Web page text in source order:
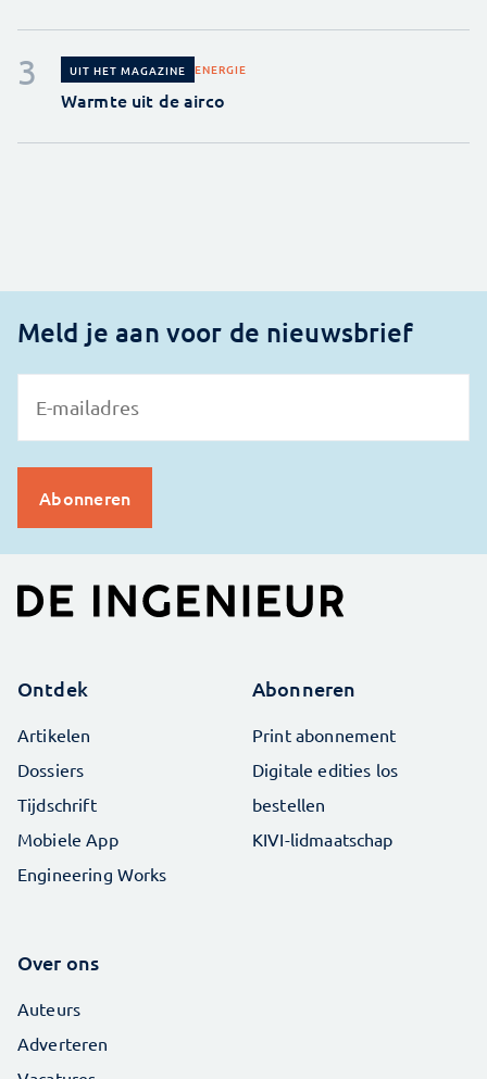
UIT HET MAGAZINE ENERGIE
Warmte uit de airco
Meld je aan voor de nieuwsbrief
Ontdek
Artikelen
Dossiers
Tijdschrift
Mobiele App
Engineering Works
Abonneren
Print abonnement
Digitale edities los
bestellen
KIVI-lidmaatschap
Over ons
Auteurs
Adverteren